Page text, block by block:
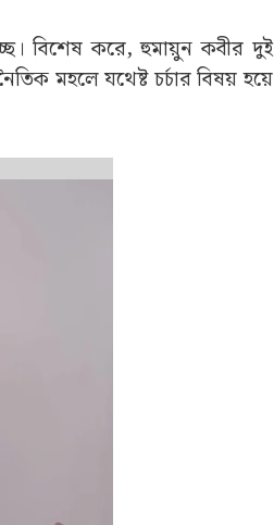
বিশেষ করে, হুমায়ুন কবীর দুই
মহলে যথেষ্ট চর্চার বিষয় হয়ে